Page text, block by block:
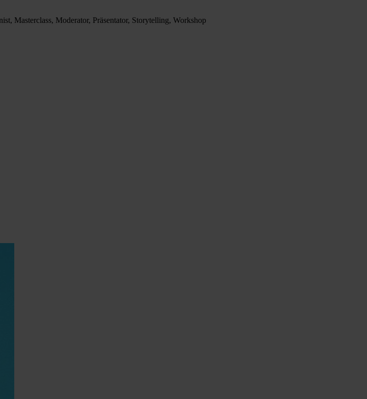
Masterclass, Moderator, Präsentator, Storytelling, Workshop